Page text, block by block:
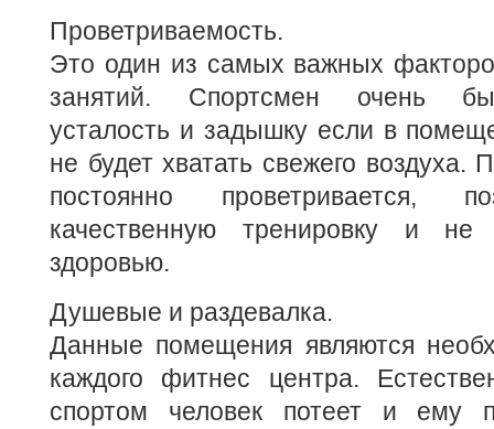
Проветриваемость.
Это один из самых важных
занятий. Спортсмен очень
усталость и задышку если в
не будет хватать свежего воздуха.
постоянно проветривается,
качественную тренировку и
здоровью.
Душевые и раздевалка.
Данные помещения являются
каждого фитнес центра.
спортом человек потеет и ему